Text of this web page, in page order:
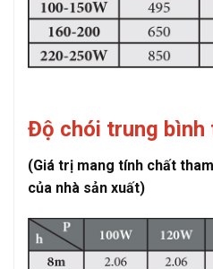
Độ chói trung
(Giá trị mang tính chất
của nhà sản xuất)